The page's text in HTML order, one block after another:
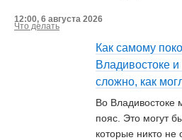
12:00, 6 августа 2026
Что делать
Как самому
Владивостоке
сложно, как
Во Владивостоке
пояс. Это могут
которые никто не